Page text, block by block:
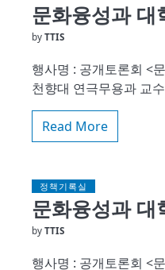
문화융성과
by TTIS
행사명 : 공개토론회 <
천향대 연극무용과 교
Read More
정책기록실
문화융성과
by TTIS
행사명 : 공개토론회 <